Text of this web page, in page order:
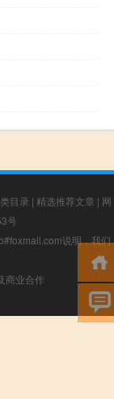
目录 | 精选推荐文章 | 网
号
说明，我们
商业合作